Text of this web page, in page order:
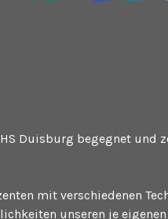
Duisburg begegnet und
mit verschiedenen
unseren je